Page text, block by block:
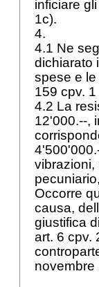
inficiare
1c).
4.
4.1 Ne
dichiarato
spese e
159 cpv. 1
4.2 La
12'000.--,
vibrazioni,
Occorre
causa,
giustifica
art. 6 cpv.
novembre